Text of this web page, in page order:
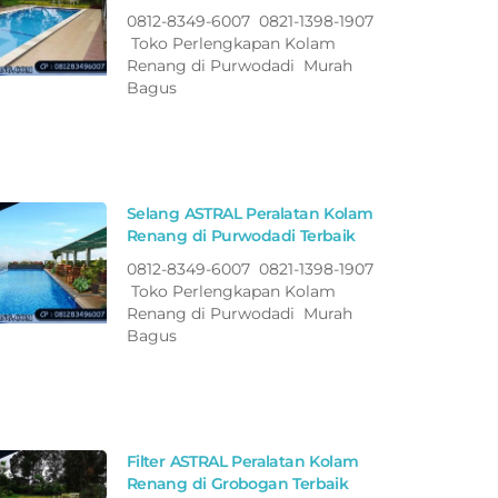
0812-8349-6007 0821-1398-1907
Toko Perlengkapan Kolam
Renang di Purwodadi Murah
Bagus
Selang ASTRAL Peralatan Kolam
Renang di Purwodadi Terbaik
0812-8349-6007 0821-1398-1907
Toko Perlengkapan Kolam
Renang di Purwodadi Murah
Bagus
Filter ASTRAL Peralatan Kolam
Renang di Grobogan Terbaik